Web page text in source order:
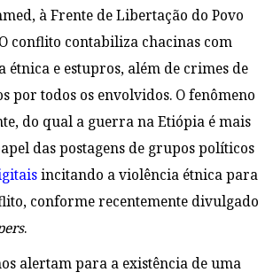
à Frente de Libertação do Povo
conflito contabiliza chacinas com
étnica e estupros, além de crimes de
por todos os envolvidos. O fenômeno
do qual a guerra na Etiópia é mais
das postagens de grupos políticos
incitando a violência étnica para
conforme recentemente divulgado
.
alertam para a existência de uma